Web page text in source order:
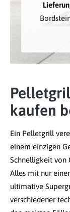
kaufen
Ein Pelletgrill
einem einzigen
Schnelligkeit von
Alles mit nur
ultimative
verschiedener